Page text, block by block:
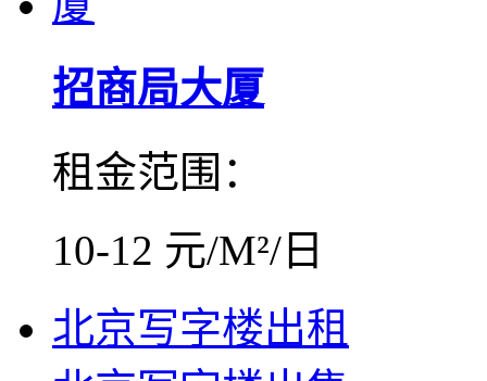
招商局大厦
租金范围：
10-12 元/M²/日
北京写字楼出租